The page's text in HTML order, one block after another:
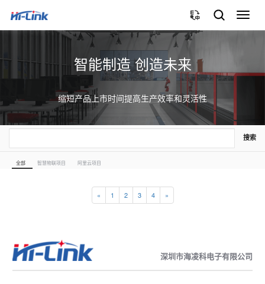
切
换
智能制造 创造未来
缩短产品上市时间提高生产效率和灵活性
搜索
全部 智慧物联项目 阿里云项目
« 1 2 3 4 »
深圳市海凌科电子有限公司